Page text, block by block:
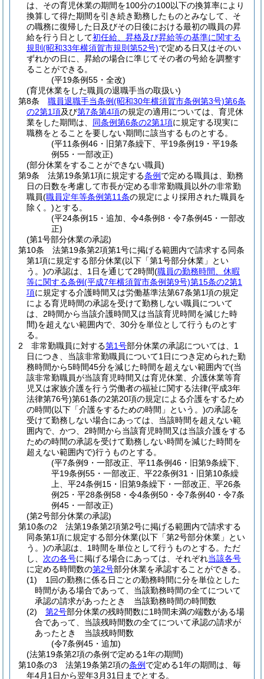
は、その育児休業の期間を100分の100以下の換算率により
換算して得た期間を引き続き勤務したものとみなして、そ
の職務に復帰した日及びその日後における最初の職員の昇
給を行う日として初任給、昇格及び昇給等の基準に関する
規則 (昭和33年横須賀市規則第52号)で定める日又はそのい
ずれかの日に、昇給の場合に準じてその者の号給を調整す
ることができる。
(平19条例55・全改)
(育児休業をした職員の退職手当の取扱い)
第8条
職員退職手当条例(昭和30年横須賀市条例第3号)第6条
の2第1項及び第7条第4項の規定の適用については、育児休
業をした期間は、 同条例第6条の2第1項に規定する現実に
職務をとることを要しない期間に該当するものとする。
(平11条例46・旧第7条繰下、平19条例19・平19条
例55・一部改正)
(部分休業をすることができない職員)
第9条
法第19条第1項に規定する条例 で定める職員は、勤務
日の日数を考慮して市長が定める非常勤職員以外の非常勤
職員(職員定年等条例第11条の規定により採用された職員を
除く。)とする。
(平24条例15・追加、令4条例8・令7条例45・一部改
正)
(第1号部分休業の承認)
第10条
法第19条第2項第1号に掲げる範囲内で請求する同条
第1項に規定する部分休業(以下「第1号部分休業」とい
う。)の承認は、1日を通じて2時間(職員の勤務時間、休暇
等に関する条例(平成7年横須賀市条例第9号)第15条の2第1
項に規定する介護時間又は労働基準法第67条第1項の規定
による育児時間の承認を受けて勤務しない職員について
は、2時間から当該介護時間又は当該育児時間を減じた時
間)を超えない範囲内で、30分を単位として行うものとす
る。
2
非常勤職員に対する第1号部分休業の承認については、1
日につき、当該非常勤職員について1日につき定められた勤
務時間から5時間45分を減じた時間を超えない範囲内で(当
該非常勤職員が当該育児時間又は育児休業、介護休業等育
児又は家族介護を行う労働者の福祉に関する法律(平成3年
法律第76号)第61条の2第20項の規定による介護をするため
の時間(以下「介護をするための時間」という。)の承認を
受けて勤務しない場合にあっては、当該時間を超えない範
囲内で、かつ、2時間から当該育児時間又は当該介護をする
ための時間の承認を受けて勤務しない時間を減じた時間を
超えない範囲内で)行うものとする。
(平7条例9・一部改正、平11条例46・旧第9条繰下、
平19条例55・一部改正、平22条例31・旧第10条繰
上、平24条例15・旧第9条繰下・一部改正、平26条
例25・平28条例58・令4条例50・令7条例40・令7条
例45・一部改正)
(第2号部分休業の承認)
第10条の2
法第19条第2項第2号に掲げる範囲内で請求する
同条第1項に規定する部分休業(以下「第2号部分休業」とい
う。)の承認は、1時間を単位として行うものとする。 ただ
し、 次の各号に掲げる場合にあっては、それぞれ当該各号
に定める時間数の第2号部分休業を承認することができる。
(1)
1回の勤務に係る日ごとの勤務時間に分を単位とした
時間がある場合であって、当該勤務時間の全てについて
承認の請求があったとき 当該勤務時間の時間数
(2)
第2号部分休業の残時間数に1時間未満の端数がある場
合であって、当該残時間数の全てについて承認の請求が
あったとき 当該残時間数
(令7条例45・追加)
(法第19条第2項の条例で定める1年の期間)
第10条の3
法第19条第2項の条例 で定める1年の期間は、毎
年4月1日から翌年3月31日までとする。